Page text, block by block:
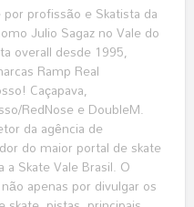
profissão e Skatista da
Julio Sagaz no Vale do
overall desde 1995,
Ramp Real
Caçapava,
RedNose e DoubleM.
da agência de
do maior portal de skate
a Skate Vale Brasil. O
apenas por divulgar os